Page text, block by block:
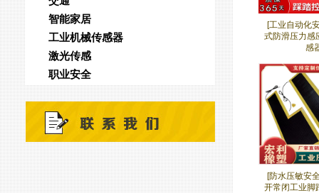
智能家居
工业机械传感器
激光传感
职业安全
[工业自动化
式防滑压力感
感
[防水压敏安
开常闭工业脚